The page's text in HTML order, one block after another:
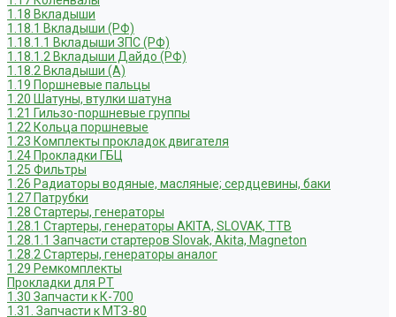
1.18 Вкладыши
1.18.1 Вкладыши (РФ)
1.18.1.1 Вкладыши ЗПС (РФ)
1.18.1.2 Вкладыши Дайдо (РФ)
1.18.2 Вкладыши (А)
1.19 Поршневые пальцы
1.20 Шатуны, втулки шатуна
1.21 Гильзо-поршневые группы
1.22 Кольца поршневые
1.23 Комплекты прокладок двигателя
1.24 Прокладки ГБЦ
1.25 Фильтры
1.26 Радиаторы водяные, масляные; сердцевины, баки
1.27 Патрубки
1.28 Стартеры, генераторы
1.28.1 Стартеры, генераторы AKITA, SLOVAK, ТТВ
1.28.1.1 Запчасти стартеров Slovak, Akita, Magneton
1.28.2 Стартеры, генераторы аналог
1.29 Ремкомплекты
Прокладки для РТ
1.30 Запчасти к К-700
1.31. Запчасти к МТЗ-80